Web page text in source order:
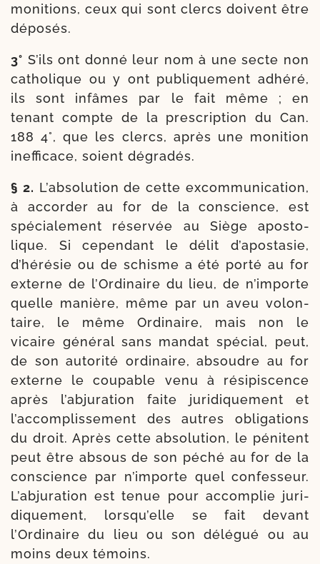
moni­tions, ceux qui sont clercs doivent être
déposés.
3° S’ils ont don­né leur nom à une secte non
catho­lique ou y ont publi­que­ment adhé­ré,
ils sont infâmes par le fait même ; en
tenant compte de la pres­crip­tion du Can.
188 4°, que les clercs, après une moni­tion
inef­fi­cace, soient dégradés.
§ 2. L’absolution de cette excom­mu­ni­ca­tion,
à accor­der au for de la conscience, est
spé­cia­le­ment réser­vée au Siège apos­to­
lique. Si cepen­dant le délit d’apostasie,
d’hérésie ou de schisme a été por­té au for
externe de l’Ordinaire du lieu, de n’importe
quelle manière, même par un aveu volon­
taire, le même Ordinaire, mais non le
vicaire géné­ral sans man­dat spé­cial, peut,
de son auto­ri­té ordi­naire, absoudre au for
externe le cou­pable venu à rési­pis­cence
après l’abjuration faite juri­di­que­ment et
l’accomplissement des autres obli­ga­tions
du droit. Après cette abso­lu­tion, le péni­tent
peut être absous de son péché au for de la
conscience par n’importe quel confes­seur.
L’abjuration est tenue pour accom­plie juri­
di­que­ment, lorsqu’elle se fait devant
l’Ordinaire du lieu ou son délé­gué ou au
moins deux témoins.